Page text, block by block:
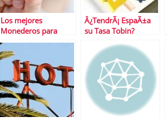
Los mejores
Monederos para
Bitcoin
Â¿TendrÃ¡ EspaÃ±a
su Tasa Tobin?